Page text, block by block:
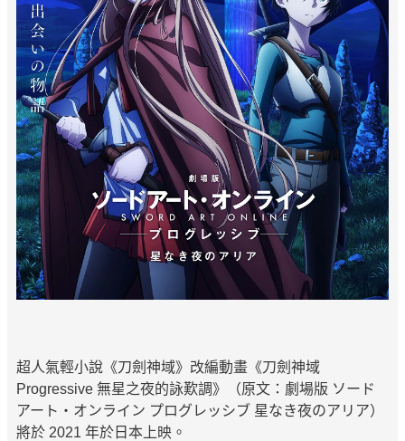
超人氣輕小說《刀劍神域》改編動畫《刀劍神域
Progressive 無星之夜的詠歎調》（原文：劇場版 ソード
アート・オンライン プログレッシブ 星なき夜のアリア）
將於 2021 年於日本上映。